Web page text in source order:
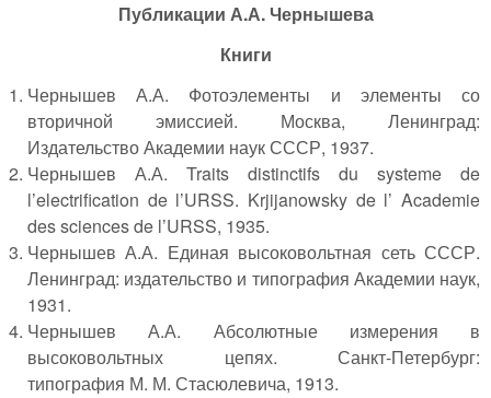
Публикации А.А. Чернышева
Книги
Чернышев А.А. Фотоэлементы и элементы со
вторичной эмиссией. Москва, Ленинград:
Издательство Академии наук СССР, 1937.
Чернышев А.А. Traits distinctifs du systeme de
l’electrification de l’URSS. Krjijanowsky de l’ Academie
des sciences de l’URSS, 1935.
Чернышев А.А. Единая высоковольтная сеть СССР.
Ленинград: издательство и типография Академии наук,
1931.
Чернышев А.А. Абсолютные измерения в
высоковольтных цепях. Санкт-Петербург:
типография М. М. Стасюлевича, 1913.